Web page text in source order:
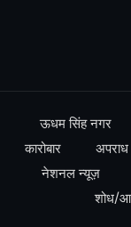
ऊधम सिंह नगर
कारोबार
अपराध
नेशनल न्यूज़
शोध/